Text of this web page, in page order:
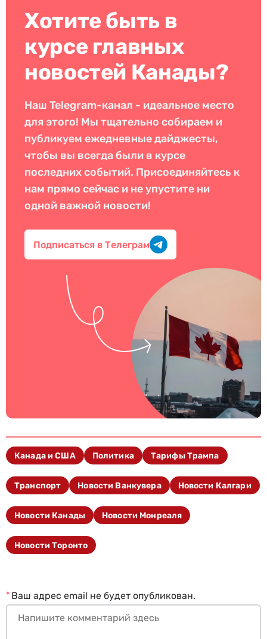
Хотите быть в
курсе главных
новостей Канады?
Наш Telegram-канал - идеальное место
для этого! Мы тщательно собираем и
публикуем ежедневные дайджесты,
чтобы вы всегда были в курсе
последних событий. Присоединяйтесь к
нам прямо сейчас и не упустите ни
одной важной новости!
Подписаться в Телеграм
Канада и США Политика Тарифы Трампа
Транспорт Новости Ванкувера Новости Калгари
Новости Канады Новости Монреаля
Новости Торонто
Ваш адрес email не будет опубликован.
*